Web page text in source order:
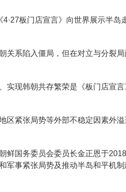
板门店宣言》向世界展示半岛
关系陷入僵局，但在对立与分裂
实现韩朝共存繁荣是《板门店宣
区紧张局势等外部不稳定因素外
鲜国务委员会委员长金正恩于
军事紧张局势及推动半岛和平机